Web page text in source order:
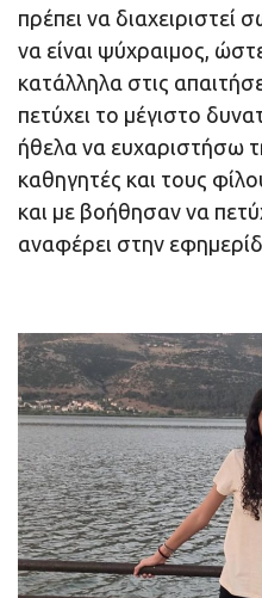
πρέπει να διαχειριστεί
να είναι ψύχραιμος,
κατάλληλα στις
πετύχει το μέγιστο
ήθελα να ευχαριστήσω
καθηγητές και τους
και με βοήθησαν να
αναφέρει στην